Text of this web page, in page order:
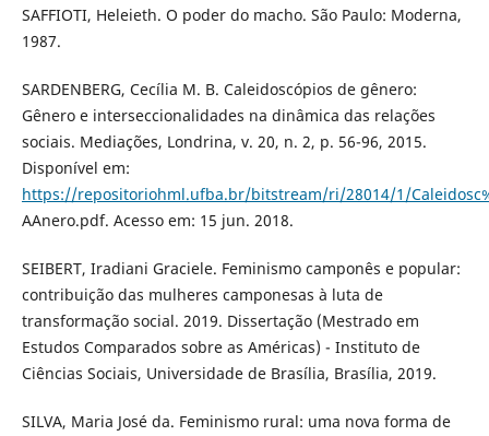
SAFFIOTI, Heleieth. O poder do macho. São Paulo: Moderna,
1987.
SARDENBERG, Cecília M. B. Caleidoscópios de gênero:
Gênero e interseccionalidades na dinâmica das relações
sociais. Mediações, Londrina, v. 20, n. 2, p. 56-96, 2015.
Disponível em:
https://repositoriohml.ufba.br/bitstream/ri/28014/1/
AAnero.pdf. Acesso em: 15 jun. 2018.
SEIBERT, Iradiani Graciele. Feminismo camponês e popular:
contribuição das mulheres camponesas à luta de
transformação social. 2019. Dissertação (Mestrado em
Estudos Comparados sobre as Américas) - Instituto de
Ciências Sociais, Universidade de Brasília, Brasília, 2019.
SILVA, Maria José da. Feminismo rural: uma nova forma de